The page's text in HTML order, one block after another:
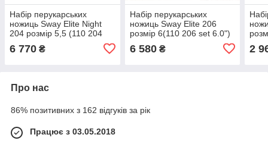
Набір перукарських
ножиць Sway Elite Night
204 розмір 5,5 (110 204
6 770 ₴
Набір перукарських
ножиць Sway Elite 206
розмір 6(110 206 set 6.0")
6 580₴ 2
Про нас
86% позитивних з 162 відгуків за рік
Працює з 03.05.2018